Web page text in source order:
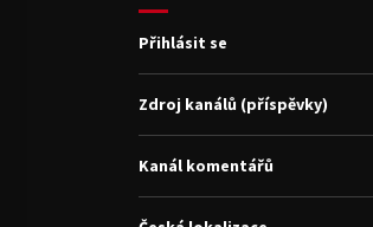
Přihlásit se
Zdroj kanálů (příspěvky)
Kanál komentářů